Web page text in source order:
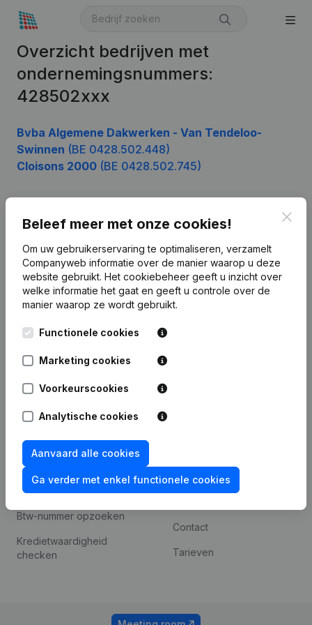
Overzicht bedrijven met
ondernemingsnummers:
428502xxx
Bvba Algemene Dakwerken - Van Tendeloo-
Swinnen (BE 0428.502.448)
Cloisons 2000 (BE 0428.502.745)
Beleef meer met onze cookies!
Om uw gebruikerservaring te optimaliseren, verzamelt
Companyweb informatie over de manier waarop u deze
website gebruikt. Het cookiebeheer geeft u inzicht over
welke informatie het gaat en geeft u controle over de
manier waarop ze wordt gebruikt.
Functionele cookies
Marketing cookies
Voorkeurscookies
Analytische cookies
Aanvaard alle cookies
Ga verder met enkel functionele cookies
Nederlands
Leuvensesteenweg
1800 Vilvoorde
Product
Bedrijfsinformatie
Monitoring
Internationaal zoeken
Compliance &
fraudepreventie
Jaarrekening raadplegen
Btw-nummer opzoeken
Kredietwaardigheid
checken
Integraties op maat
Contact
Tarieven